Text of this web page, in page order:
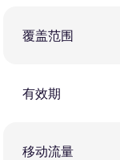
覆盖范围
有效期
移动流量